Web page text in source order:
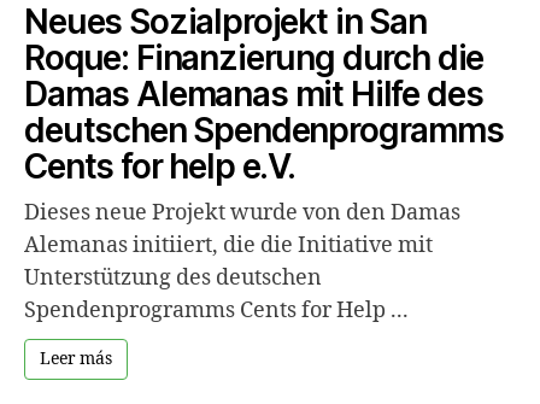
Neues Sozialprojekt in San
Roque: Finanzierung durch die
Damas Alemanas mit Hilfe des
deutschen Spendenprogramms
Cents for help e.V.
Dieses neue Projekt wurde von den Damas
Alemanas initiiert, die die Initiative mit
Unterstützung des deutschen
Spendenprogramms Cents for Help ...
Leer más